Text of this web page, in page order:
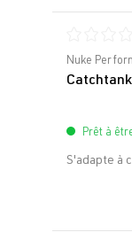
Note
Nuke
Prêt à
S'adapte à